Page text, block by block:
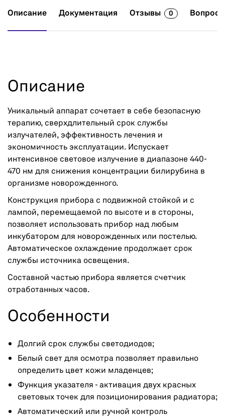
Описание Документация Отзывы 0
Описание
Уникальный аппарат сочетает в себе безопасную
терапию, сверхдлительный срок службы
излучателей, эффективность лечения и
экономичность эксплуатации. Испускает
интенсивное световое излучение в диапазоне 440-
470 нм для снижения концентрации билирубина в
организме новорожденного.
Конструкция прибора с подвижной стойкой и с
лампой, перемещаемой по высоте и в стороны,
позволяет использовать прибор над любым
инкубатором для новорожденных или постелью.
Автоматическое охлаждение продолжает срок
службы источника освещения.
Составной частью прибора является счетчик
отработанных часов.
Особенности
Долгий срок службы светодиодов;
Белый свет для осмотра позволяет правильно
определить цвет кожи младенцев;
Функция указателя - активация двух красных
световых точек для позиционирования радиатора;
Автоматический или ручной контроль